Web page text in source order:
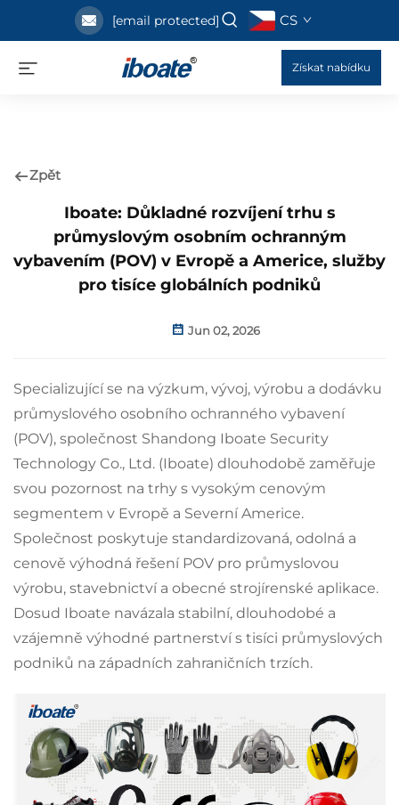
[email protected] CS
Získat nabídku
Zpět
Iboate: Důkladné rozvíjení trhu s
průmyslovým osobním ochranným
vybavením (POV) v Evropě a Americe, služby
pro tisíce globálních podniků
Jun 02, 2026
Specializující se na výzkum, vývoj, výrobu a dodávku
průmyslového osobního ochranného vybavení
(POV), společnost Shandong Iboate Security
Technology Co., Ltd. (Iboate) dlouhodobě zaměřuje
svou pozornost na trhy s vysokým cenovým
segmentem v Evropě a Severní Americe.
Společnost poskytuje standardizovaná, odolná a
cenově výhodná řešení POV pro průmyslovou
výrobu, stavebnictví a obecné strojírenské aplikace.
Dosud Iboate navázala stabilní, dlouhodobé a
vzájemně výhodné partnerství s tisíci průmyslových
podniků na západních zahraničních trzích.